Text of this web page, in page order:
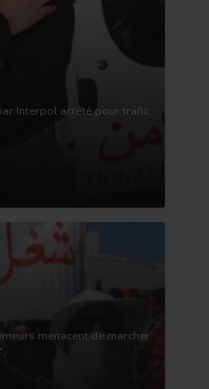
Interpol arrêté pour trafic
menacent de marcher